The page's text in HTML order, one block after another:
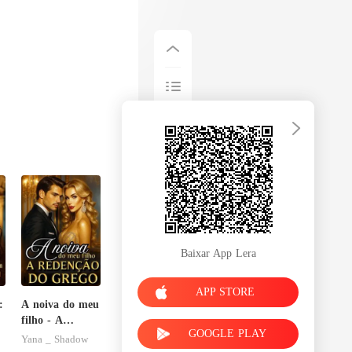
A noiva do meu
filho - A
Redenção do
Yana _ Shadow
Baixar App Lera
APP STORE
GOOGLE PLAY